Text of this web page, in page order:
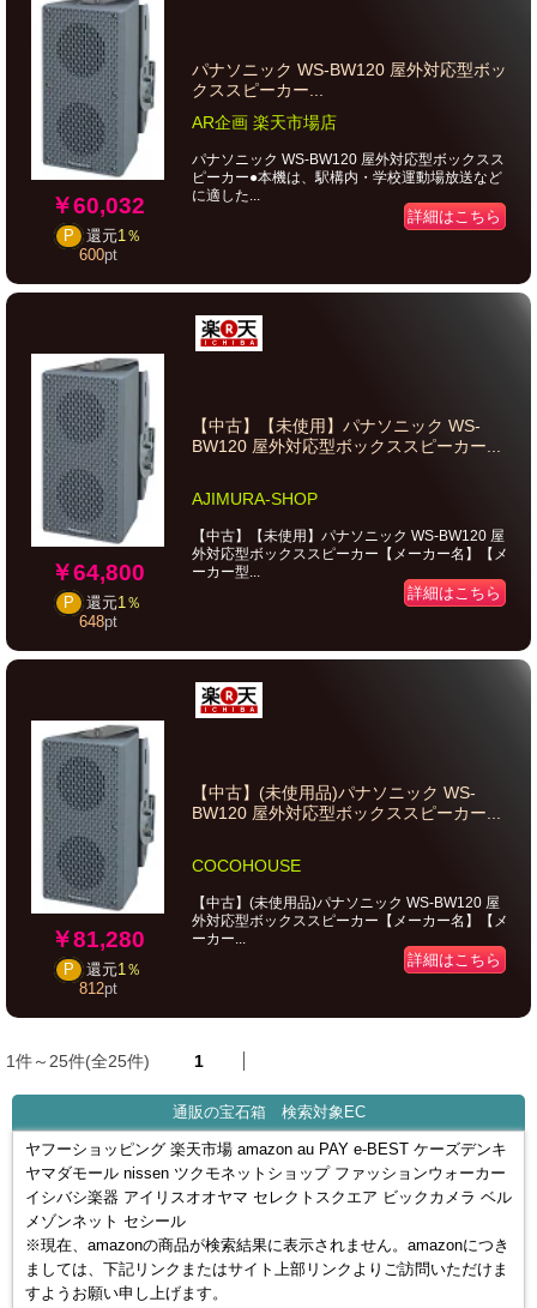
￥60,032
P 還元1％
600pt
パナソニック WS-BW120 屋外対応型ボッ
クススピーカー...
AR企画 楽天市場店
パナソニック WS-BW120 屋外対応型ボックスス
ピーカー●本機は、駅構内・学校運動場放送など
に適した...
詳細はこちら
￥64,800
P 還元1％
648pt
【中古】【未使用】パナソニック WS-
BW120 屋外対応型ボックススピーカー...
AJIMURA-SHOP
【中古】【未使用】パナソニック WS-BW120 屋
外対応型ボックススピーカー【メーカー名】【メ
ーカー型...
詳細はこちら
￥81,280
P 還元1％
812pt
【中古】(未使用品)パナソニック WS-
BW120 屋外対応型ボックススピーカー...
COCOHOUSE
【中古】(未使用品)パナソニック WS-BW120 屋
外対応型ボックススピーカー【メーカー名】【メ
ーカー...
詳細はこちら
1件～25件(全25件) 1
通販の宝石箱 検索対象EC
ヤフーショッピング 楽天市場 amazon au PAY e-BEST ケーズデンキ
ヤマダモール nissen ツクモネットショップ ファッションウォーカー
イシバシ楽器 アイリスオオヤマ セレクトスクエア ビックカメラ ベル
メゾンネット セシール
※現在、amazonの商品が検索結果に表示されません。amazonにつき
ましては、下記リンクまたはサイト上部リンクよりご訪問いただけま
すようお願い申し上げます。